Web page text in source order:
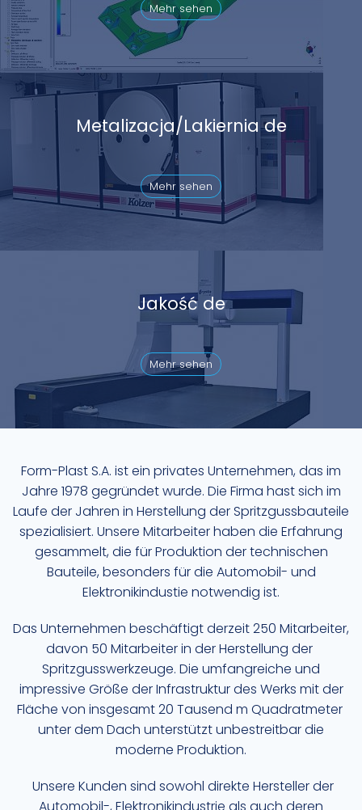
Mehr sehen
Metalizacja/Lakiernia de
Mehr sehen
Jakość de
Mehr sehen
Form-Plast S.A. ist ein privates Unternehmen, das im
Jahre 1978 gegründet wurde. Die Firma hast sich im
Laufe der Jahren in Herstellung der Spritzgussbauteile
spezialisiert. Unsere Mitarbeiter haben die Erfahrung
gesammelt, die für Produktion der technischen
Bauteile, besonders für die Automobil- und
Elektronikindustie notwendig ist.
Das Unternehmen beschäftigt derzeit 250 Mitarbeiter,
davon 50 Mitarbeiter in der Herstellung der
Spritzgusswerkzeuge. Die umfangreiche und
impressive Größe der Infrastruktur des Werks mit der
Fläche von insgesamt 20 Tausend m Quadratmeter
unter dem Dach unterstützt unbestreitbar die
moderne Produktion.
Unsere Kunden sind sowohl direkte Hersteller der